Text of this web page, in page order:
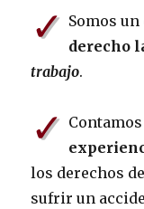
✓ Somos un
derecho
trabajo.
✓
los derechos
sufrir un